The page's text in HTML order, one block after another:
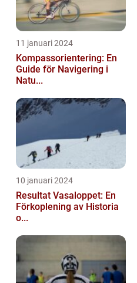
11 januari 2024
Kompassorientering: En
Guide för Navigering i
Natu...
10 januari 2024
Resultat Vasaloppet: En
Förkoplening av Historia
o...